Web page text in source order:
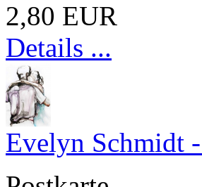
2,80 EUR
Details ...
Evelyn Schmidt